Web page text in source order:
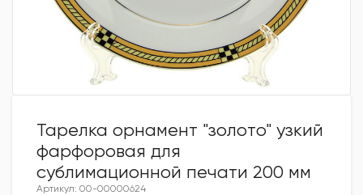
Тарелка орнамент "золото" узкий
фарфоровая для
сублимационной печати 200 мм
Артикул: 00-00000624